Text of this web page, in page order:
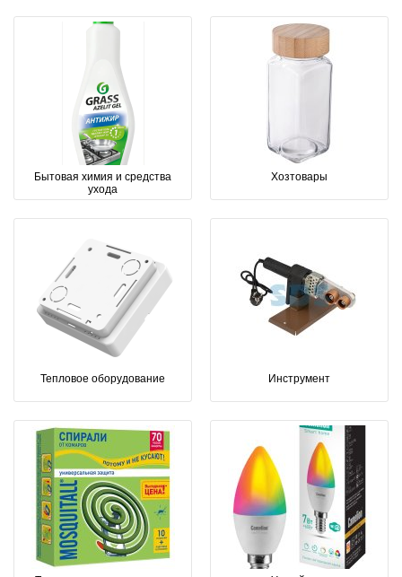
Бытовая химия и средства
ухода
Хозтовары
Тепловое оборудование Инструмент